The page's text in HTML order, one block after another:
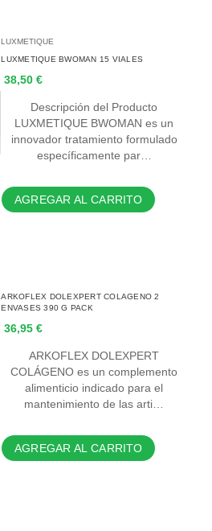
LUXMETIQUE
LUXMETIQUE BWOMAN 15 VIALES
38,50 €
Descripción del Producto
LUXMETIQUE BWOMAN es un
innovador tratamiento formulado
específicamente par…
AGREGAR AL CARRITO
ARKOFLEX DOLEXPERT COLAGENO 2
ENVASES 390 G PACK
36,95 €
ARKOFLEX DOLEXPERT
COLÁGENO es un complemento
alimenticio indicado para el
mantenimiento de las arti…
AGREGAR AL CARRITO